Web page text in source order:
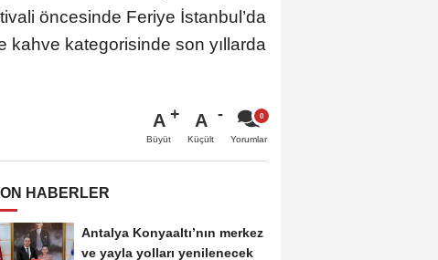
öncesinde Feriye İstanbul’da
kahve kategorisinde son yıllarda
A
Büyüt
A
Küçült Yorumlar
HABERLER
Antalya Konyaaltı’nın merkez
ve yayla yolları yenilenecek